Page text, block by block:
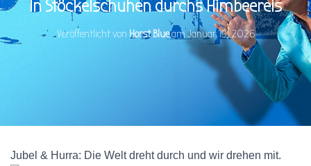
N
U
M
S
C
H
A
L
T
E
In Stöckelschuhen durchs Himbeereis
Veröffentlicht von Horst BlueamJanuar 19, 2026
Jubel & Hurra: Die Welt dreht durch und wir drehen mit.